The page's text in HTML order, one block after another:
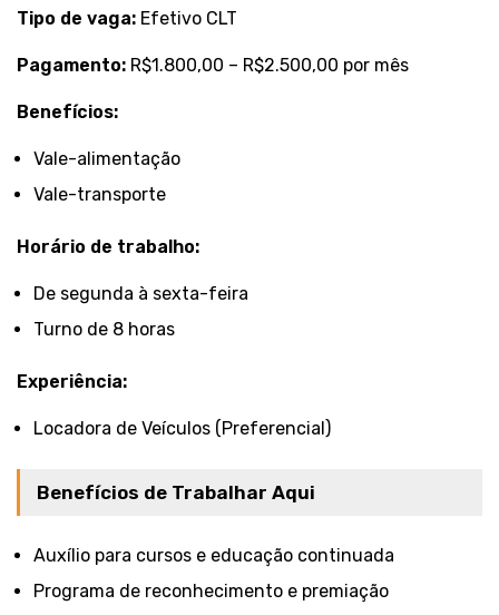
Tipo de vaga: Efetivo CLT
Pagamento: R$1.800,00 – R$2.500,00 por mês
Benefícios:
Vale-alimentação
Vale-transporte
Horário de trabalho:
De segunda à sexta-feira
Turno de 8 horas
Experiência:
Locadora de Veículos (Preferencial)
Benefícios de Trabalhar Aqui
Auxílio para cursos e educação continuada
Programa de reconhecimento e premiação